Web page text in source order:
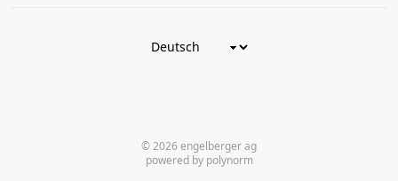
© 2026 engelberger ag
powered by polynorm